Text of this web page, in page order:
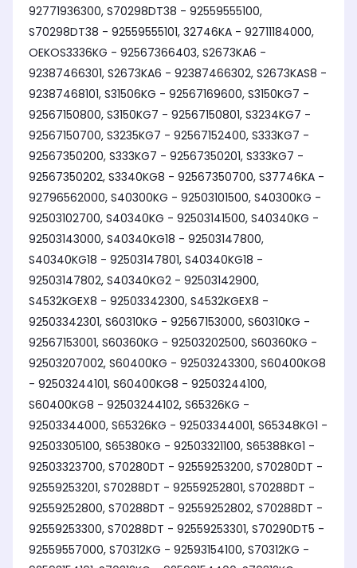
92771936300, S70298DT38 - 92559555100,
S70298DT38 - 92559555101, 32746KA - 92711184000,
OEKOS3336KG - 92567366403, S2673KA6 -
92387466301, S2673KA6 - 92387466302, S2673KAS8 -
92387468101, S31506KG - 92567169600, S3150KG7 -
92567150800, S3150KG7 - 92567150801, S3234KG7 -
92567150700, S3235KG7 - 92567152400, S333KG7 -
92567350200, S333KG7 - 92567350201, S333KG7 -
92567350202, S3340KG8 - 92567350700, S37746KA -
92796562000, S40300KG - 92503101500, S40300KG -
92503102700, S40340KG - 92503141500, S40340KG -
92503143000, S40340KG18 - 92503147800,
S40340KG18 - 92503147801, S40340KG18 -
92503147802, S40340KG2 - 92503142900,
S4532KGEX8 - 92503342300, S4532KGEX8 -
92503342301, S60310KG - 92567153000, S60310KG -
92567153001, S60360KG - 92503202500, S60360KG -
92503207002, S60400KG - 92503243300, S60400KG8
- 92503244101, S60400KG8 - 92503244100,
S60400KG8 - 92503244102, S65326KG -
92503344000, S65326KG - 92503344001, S65348KG1 -
92503305100, S65380KG - 92503321100, S65388KG1 -
92503323700, S70280DT - 92559253200, S70280DT -
92559253201, S70288DT - 92559252801, S70288DT -
92559252800, S70288DT - 92559252802, S70288DT -
92559253300, S70288DT - 92559253301, S70290DT5 -
92559557000, S70312KG - 92593154100, S70312KG -